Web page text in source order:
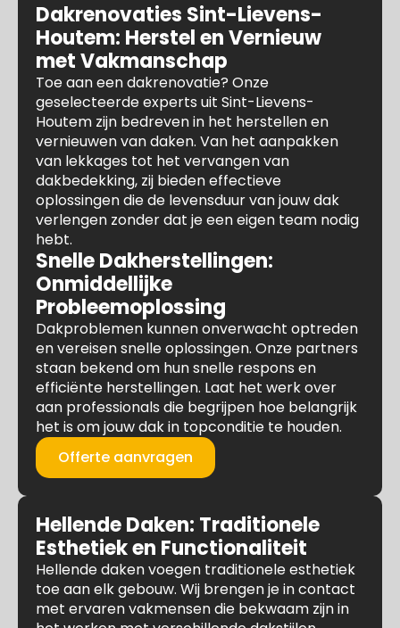
Dakrenovaties Sint-Lievens-
Houtem: Herstel en Vernieuw
met Vakmanschap
Toe aan een dakrenovatie? Onze
geselecteerde experts uit Sint-Lievens-
Houtem zijn bedreven in het herstellen en
vernieuwen van daken. Van het aanpakken
van lekkages tot het vervangen van
dakbedekking, zij bieden effectieve
oplossingen die de levensduur van jouw dak
verlengen zonder dat je een eigen team nodig
hebt.
Snelle Dakherstellingen:
Onmiddellijke
Probleemoplossing
Dakproblemen kunnen onverwacht optreden
en vereisen snelle oplossingen. Onze partners
staan bekend om hun snelle respons en
efficiënte herstellingen. Laat het werk over
aan professionals die begrijpen hoe belangrijk
het is om jouw dak in topconditie te houden.
Offerte aanvragen
Hellende Daken: Traditionele
Esthetiek en Functionaliteit
Hellende daken voegen traditionele esthetiek
toe aan elk gebouw. Wij brengen je in contact
met ervaren vakmensen die bekwaam zijn in